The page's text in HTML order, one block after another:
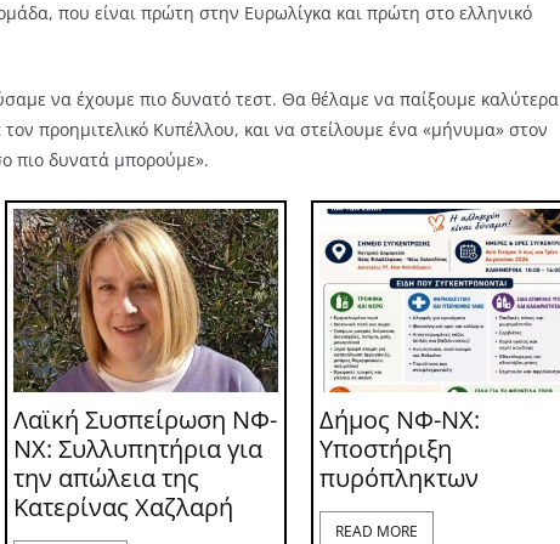
που είναι πρώτη στην Ευρωλίγκα και πρώτη στο ελληνικό
να έχουμε πιο δυνατό τεστ. Θα θέλαμε να παίξουμε καλύτερα
προημιτελικό Κυπέλλου, και να στείλουμε ένα «μήνυμα» στον
πιο δυνατά μπορούμε».
Λαϊκή Συσπείρωση ΝΦ-
ΝΧ: Συλλυπητήρια για
την απώλεια της
Κατερίνας Χαζλαρή
Δήμος ΝΦ-ΝΧ:
Υποστήριξη
πυρόπληκτων
READ MORE